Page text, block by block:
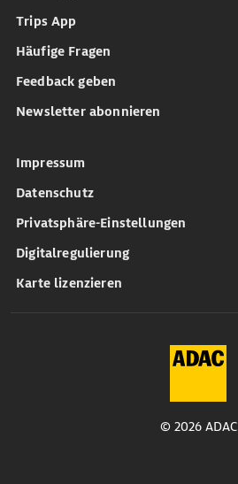
Trips App
Häufige Fragen
Feedback geben
Newsletter abonnieren
Impressum
Datenschutz
Privatsphäre-Einstellungen
Digitalregulierung
Karte lizenzieren
© 2026 ADAC